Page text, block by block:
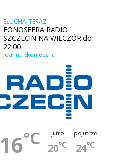
SŁUCHAJ TERAZ
FONOSFERA RADIO
SZCZECIN NA WIECZÓR do
22:00
Joanna Skonieczna
16°C jutro
20°C
pojutrze
24°C